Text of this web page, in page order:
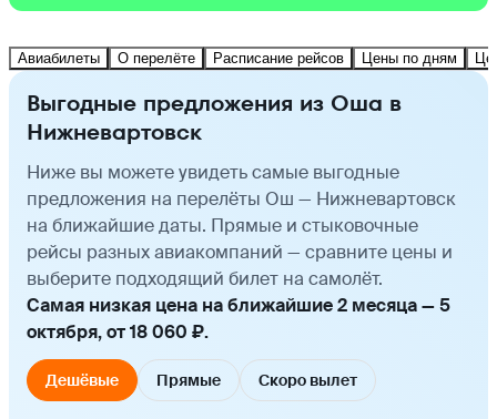
Авиабилеты О перелёте Расписание рейсов Цены по дням
Выгодные предложения из Оша в
Нижневартовск
Ниже вы можете увидеть самые выгодные
предложения на перелёты Ош — Нижневартовск
на ближайшие даты. Прямые и стыковочные
рейсы разных авиакомпаний — сравните цены и
выберите подходящий билет на самолёт.
Самая низкая цена на ближайшие 2 месяца — 5
октября, от 18 060 ₽.
Дешёвые Прямые Скоро вылет